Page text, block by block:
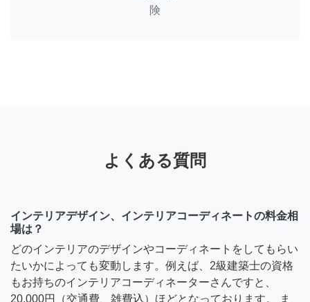
険
よくある質問
インテリアデザイン、インテリアコーディネートの料金相
場は？
どのインテリアのデザインやコーディネートをしてもらい
たいかによっても変動します。例えば、2級建築士の資格
もお持ちのインテリアコーディネーターさんですと、
20,000円（交通費、雑費込）ほどとなっております。 ま